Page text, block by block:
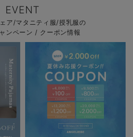
EVENT
ア/マタニティ服/授乳服の
ンペーン / クーポン情報